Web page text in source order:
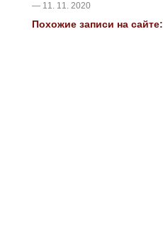
— 11. 11. 2020
Похожие записи на сайте: